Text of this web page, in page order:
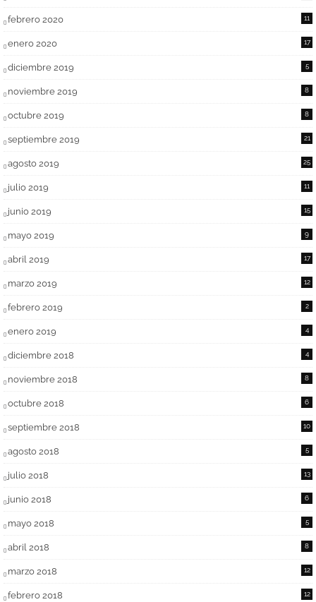
febrero 2020 11
enero 2020 17
diciembre 2019 5
noviembre 2019 8
octubre 2019 8
septiembre 2019 21
agosto 2019 25
julio 2019 11
junio 2019 15
mayo 2019 9
abril 2019 17
marzo 2019 12
febrero 2019 2
enero 2019 4
diciembre 2018 4
noviembre 2018 8
octubre 2018 6
septiembre 2018 10
agosto 2018 5
julio 2018 13
junio 2018 6
mayo 2018 5
abril 2018 8
marzo 2018 12
febrero 2018 12